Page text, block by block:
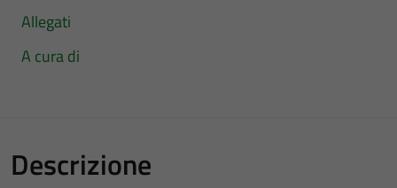
Allegati
A cura di
Descrizione